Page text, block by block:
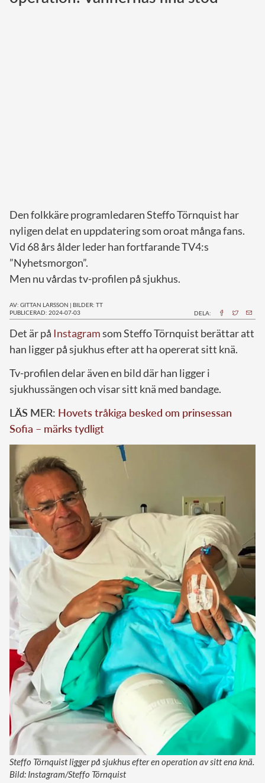
Monacos furstehus
Den folkkäre programledaren Steffo Törnquist har
nyligen delat en uppdatering som oroat många fans.
Vid 68 års ålder leder han fortfarande TV4:s
”Nyhetsmorgon”.
Men nu vårdas tv-profilen på sjukhus.
AV: GITTAN LARSSON | BILDER: TT
PUBLICERAD: 2024-07-03
DELA:
Det är på Instagramsom Steffo Törnquist berättar att
han ligger på sjukhus efter att ha opererat sitt knä.
Tv-profilen delar även en bild där han ligger i
sjukhussängen och visar sitt knä med bandage.
LÄS MER: Hovets tråkiga besked om prinsessan
Sofia – märks tydligt
Steffo Törnquist ligger på sjukhus efter en operation av sitt ena knä.
Bild: Instagram/Steffo Törnquist